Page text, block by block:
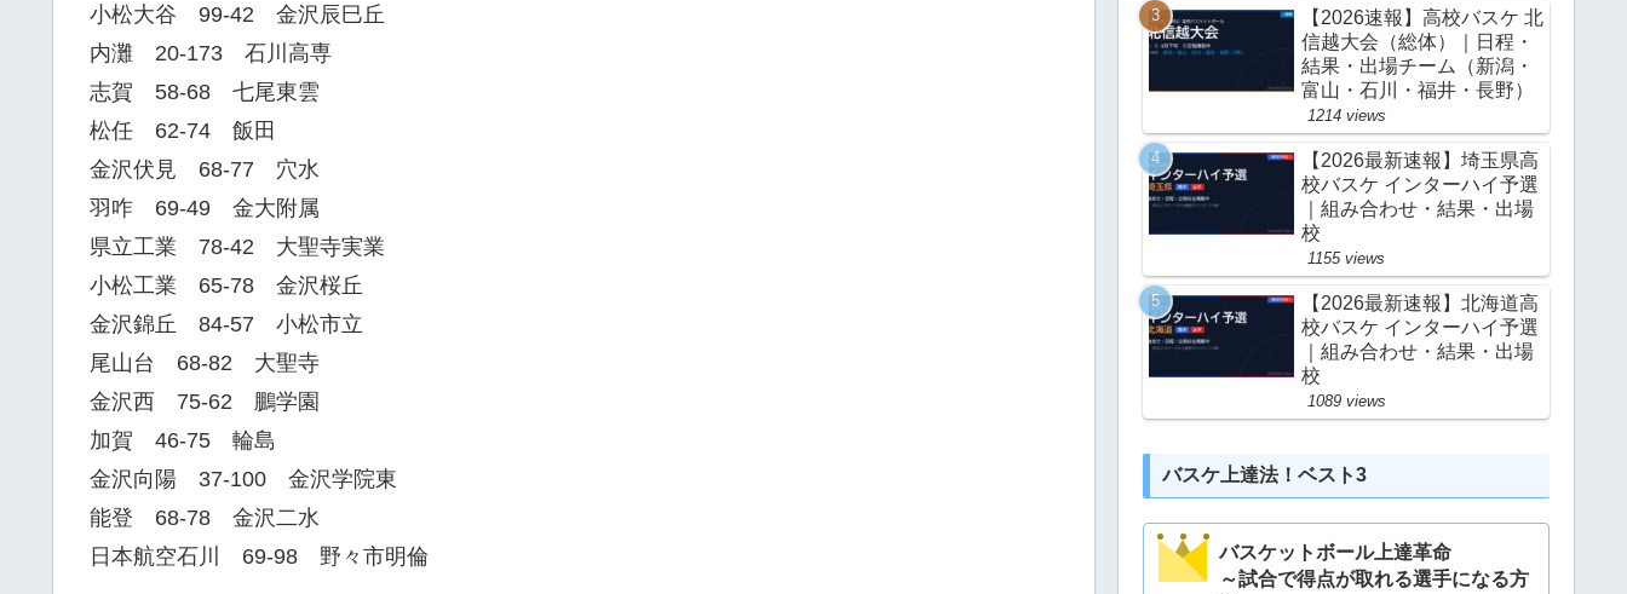
小松大谷 99-42 金沢辰巳丘
内灘 20-173 石川高専
志賀 58-68 七尾東雲
松任 62-74 飯田
金沢伏見 68-77 穴水
羽咋 69-49 金大附属
県立工業 78-42 大聖寺実業
小松工業 65-78 金沢桜丘
金沢錦丘 84-57 小松市立
尾山台 68-82 大聖寺
金沢西 75-62 鵬学園
加賀 46-75 輪島
金沢向陽 37-100 金沢学院東
能登 68-78 金沢二水
日本航空石川 69-98 野々市明倫
【2026速報】高校バスケ 北
信越大会（総体）｜日程・
結果・出場チーム（新潟・
富山・石川・福井・長野）
1214 views
【2026最新速報】埼玉県高
校バスケ インターハイ予選
｜組み合わせ・結果・出場
校
1155 views
【2026最新速報】北海道高
校バスケ インターハイ予選
｜組み合わせ・結果・出場
校
1089 views
バスケ上達法！ベスト3
バスケットボール上達革命
～試合で得点が取れる選手になる方